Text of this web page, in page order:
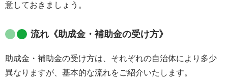
意しておきましょう。
流れ《助成金・補助金の受け方》
助成金・補助金の受け方は、それぞれの自治体により多少
異なりますが、基本的な流れをご紹介いたします。